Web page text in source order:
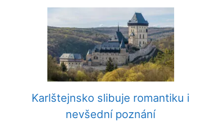
Karlštejnsko slibuje romantiku i
nevšední poznání